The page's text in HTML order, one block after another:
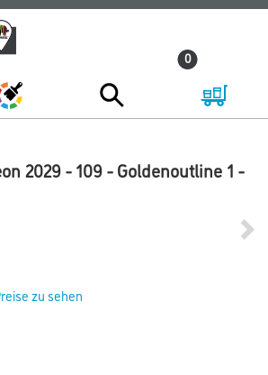
0
2029 - 109 - Goldenoutline 1 -
zu sehen